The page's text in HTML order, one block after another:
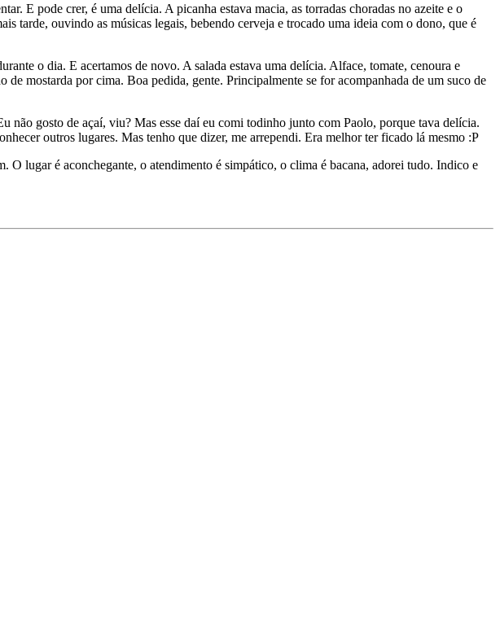
E pode crer, é uma delícia. A picanha estava macia, as torradas choradas no azeite e o
tarde, ouvindo as músicas legais, bebendo cerveja e trocado uma ideia com o dono, que é
o dia. E acertamos de novo. A salada estava uma delícia. Alface, tomate, cenoura e
mostarda por cima. Boa pedida, gente. Principalmente se for acompanhada de um suco de
não gosto de açaí, viu? Mas esse daí eu comi todinho junto com Paolo, porque tava delícia.
outros lugares. Mas tenho que dizer, me arrependi. Era melhor ter ficado lá mesmo :P
O lugar é aconchegante, o atendimento é simpático, o clima é bacana, adorei tudo. Indico e